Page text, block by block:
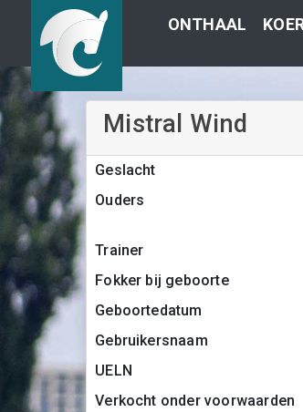
ONTHAAL
Mistral Wind
Geslacht
Ouders
Trainer
Fokker bij geboorte
Geboortedatum
Gebruikersnaam
UELN
Verkocht onder voorwaarden